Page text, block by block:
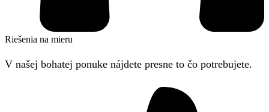
Riešenia na mieru
V našej bohatej ponuke nájdete presne to čo potrebujete.